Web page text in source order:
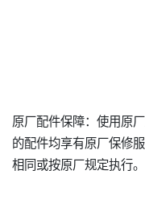
原厂配件保障：使用原
的配件均享有原厂保修
相同或按原厂规定执行。